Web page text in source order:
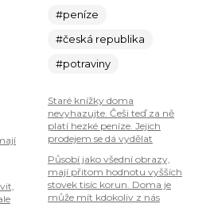
#peníze
#česká republika
#potraviny
Staré knížky doma
nevyhazujte. Češi teď za ně
platí hezké peníze. Jejich
prodejem se dá vydělat
Působí jako všední obrazy,
mají přitom hodnotu vyšších
stovek tisíc korun. Doma je
může mít kdokoliv z nás